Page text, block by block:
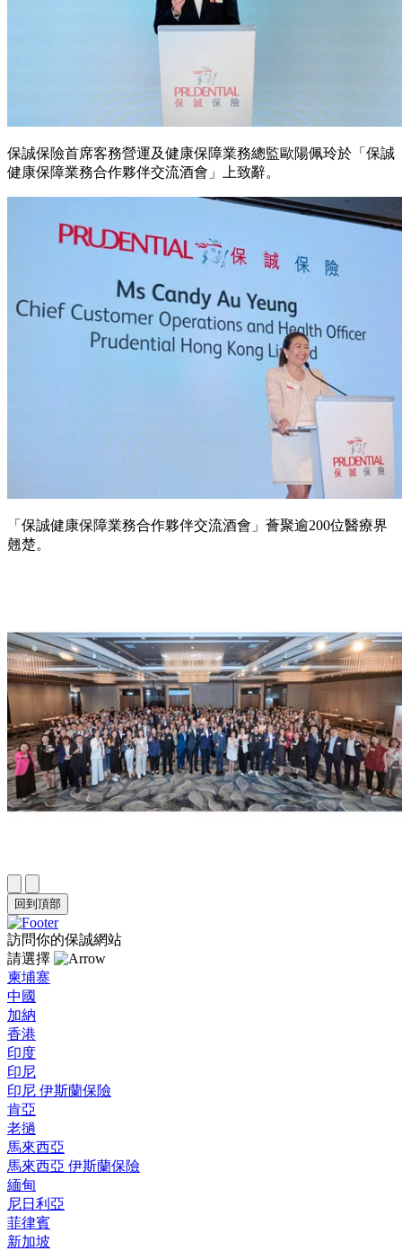
保誠保險首席客務營運及健康保障業務總監歐陽佩玲於「保誠
健康保障業務合作夥伴交流酒會」上致辭。
「保誠健康保障業務合作夥伴交流酒會」薈聚逾200位醫療界
翹楚。
回到頂部
訪問你的保誠網站
請選擇
柬埔寨
中國
加納
香港
印度
印尼
印尼 伊斯蘭保險
肯亞
老撾
馬來西亞
馬來西亞 伊斯蘭保險
緬甸
尼日利亞
菲律賓
新加坡